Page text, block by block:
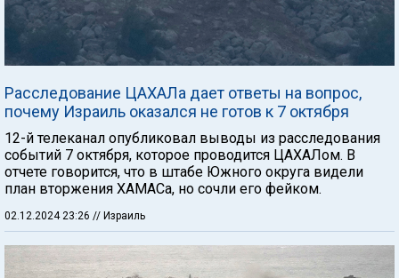
Расследование ЦАХАЛа дает ответы на вопрос,
почему Израиль оказался не готов к 7 октября
12-й телеканал опубликовал выводы из расследования
событий 7 октября, которое проводится ЦАХАЛом. В
отчете говорится, что в штабе Южного округа видели
план вторжения ХАМАСа, но сочли его фейком.
02.12.2024 23:26 // Израиль